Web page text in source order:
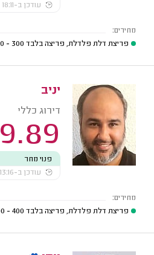
עודכן ב-18:11
מחירים:
פריצת דלת פלדלת, פריצה בלבד 300 - 250
יניב
דירוג כללי
9.89
פנוי מחר
עודכן ב-13:16
מחירים:
פריצת דלת פלדלת, פריצה בלבד 400 - 300